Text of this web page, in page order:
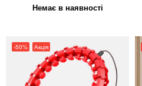
Немає в наявності
-50% Акція